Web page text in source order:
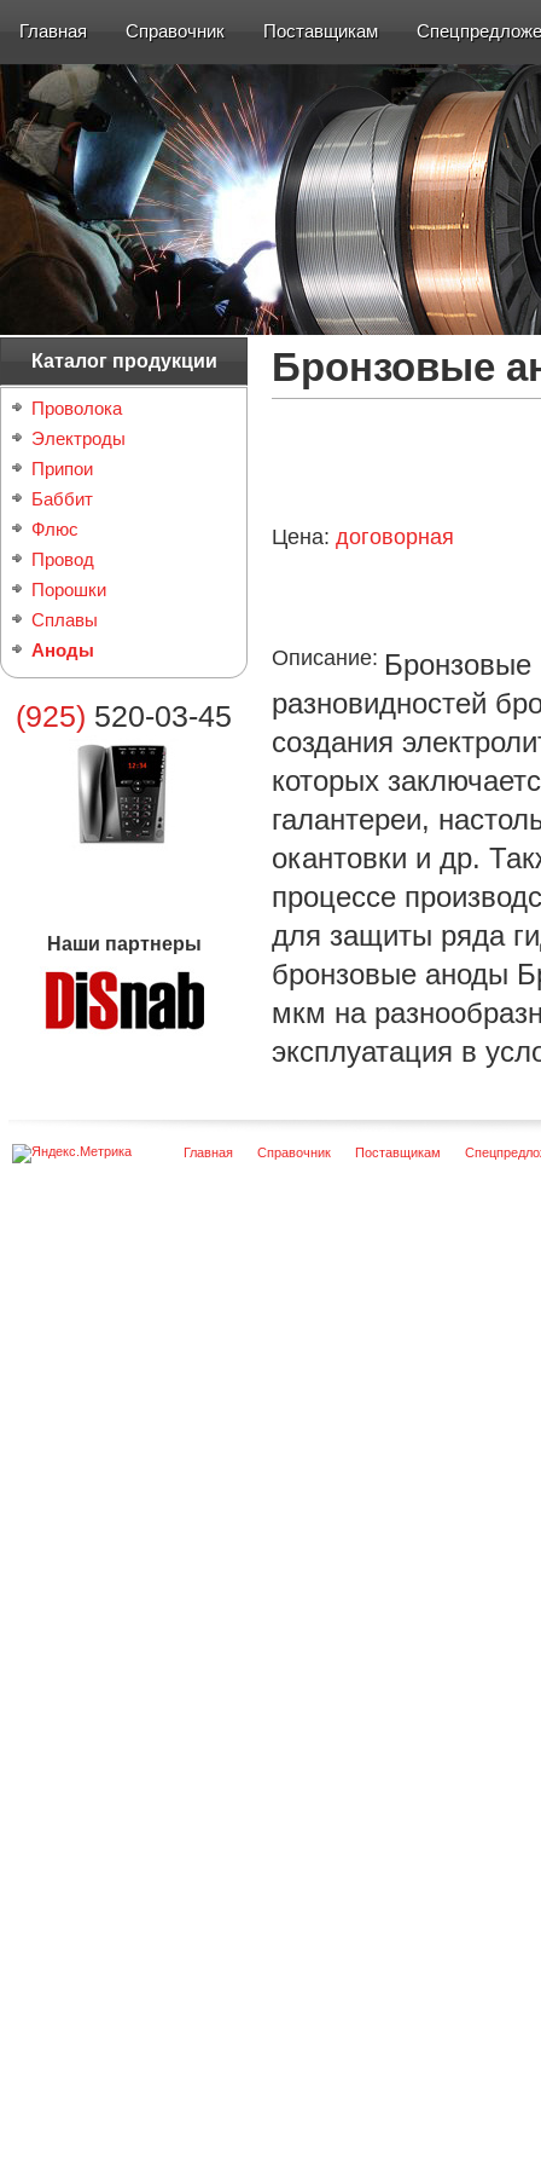
Главная Справочник Поставщикам
Каталог продукции
Проволока
Электроды
Припои
Баббит
Флюс
Провод
Порошки
Сплавы
Аноды
(925) 520-03-45
Наши партнеры
Бронзовые
Цена: договорная
Описание:
разновидностей
создания
которых
галантереи,
окантовки и др.
процессе
для защиты ряда
бронзовые аноды
мкм на
эксплуатация в
Главная Справочник Поставщикам